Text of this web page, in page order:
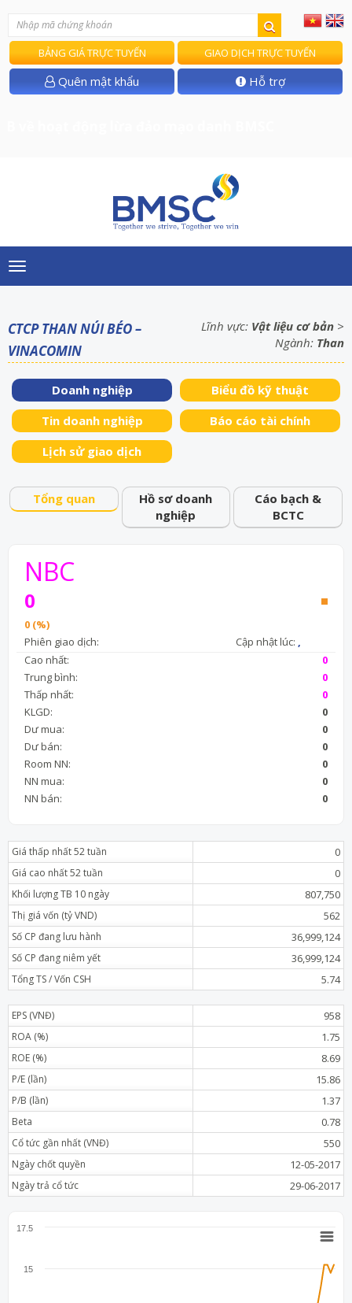
BẢNG GIÁ TRỰC TUYẾN GIAO DỊCH TRỰC TUYẾN
Quên mật khẩu Hỗ trợ
Toggle
navigation
CTCP THAN NÚI BÉO –
VINACOMIN
Lĩnh vực: Vật liệu cơ bản >
Ngành: Than
Doanh nghiệp
Biểu đồ kỹ thuật
Tin doanh nghiệp
Báo cáo tài chính
Lịch sử giao dịch
Tổng quan
Hồ sơ doanh
nghiệp
Cáo bạch &
BCTC
NBC
0
0 (%)
Phiên giao dịch:
Cập nhật lúc: ,
Cao nhất:
0
Trung bình:
0
Thấp nhất:
0
KLGD:
0
Dư mua:
0
Dư bán:
0
Room NN:
0
NN mua:
0
NN bán:
0
Giá thấp nhất 52 tuần 0
Giá cao nhất 52 tuần 0
Khối lượng TB 10 ngày 807,750
Thị giá vốn (tỷ VND) 562
Số CP đang lưu hành 36,999,124
Số CP đang niêm yết 36,999,124
Tổng TS / Vốn CSH 5.74
EPS (VNĐ) 958
ROA (%) 1.75
ROE (%) 8.69
P/E (lần) 15.86
P/B (lần) 1.37
Beta 0.78
Cổ tức gần nhất (VNĐ) 550
Ngày chốt quyền 12-05-2017
Ngày trả cổ tức 29-06-2017
15
17.5